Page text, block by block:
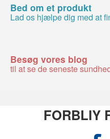
Bed om et produkt
Lad os hjælpe dig med at
Besøg vores blog
til at se de seneste
FORBLIY